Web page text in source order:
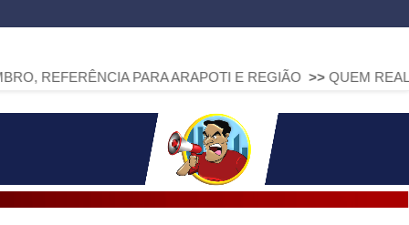
PARA ARAPOTI E REGIÃO >> QUEM REALMENTE